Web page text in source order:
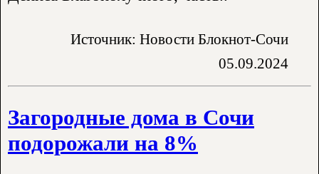
Источник: Новости Блокнот-Сочи
05.09.2024
Загородные дома в Сочи
подорожали на 8%